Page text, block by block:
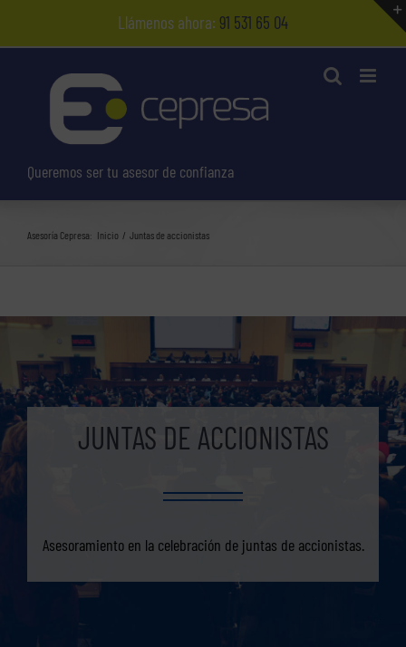
contenido
Llámenos ahora: 91 531 65 04
Queremos ser tu asesor de confianza
Asesoría Cepresa: Inicio Juntas de accionistas
JUNTAS DE ACCIONISTAS
Asesoramiento en la celebración de juntas de accionistas.